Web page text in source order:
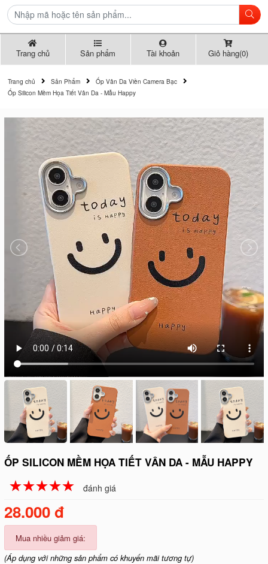
Trang chủ Sản phẩm Tài khoản Giỏ hàng(0)
Trang chủ Sản Phẩm
Ốp Vân Da Viền Camera Bạc
Ốp Silicon Mềm Họa Tiết Vân Da - Mẫu Happy
ỐP SILICON MỀM HỌA TIẾT VÂN DA - MẪU HAPPY
☆☆☆☆☆
★★★★★ đánh giá
28.000 đ
Mua nhiều giảm giá:
(Áp dụng với những sản phẩm có khuyến mãi tương tự)